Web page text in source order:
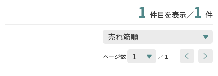
1 件目を表示／1 件
ページ数 ／ 1